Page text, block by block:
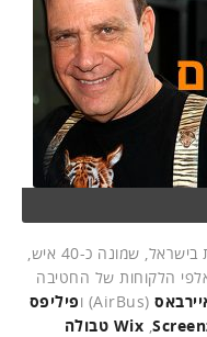
עובדים רבים נוספים. גם חטיבת הלקוחות בישראל, שמונה כ-40 איש,
הלקוחות של החטיבה
(AirBus) ו
פיליפס
Wix ,
טבולה